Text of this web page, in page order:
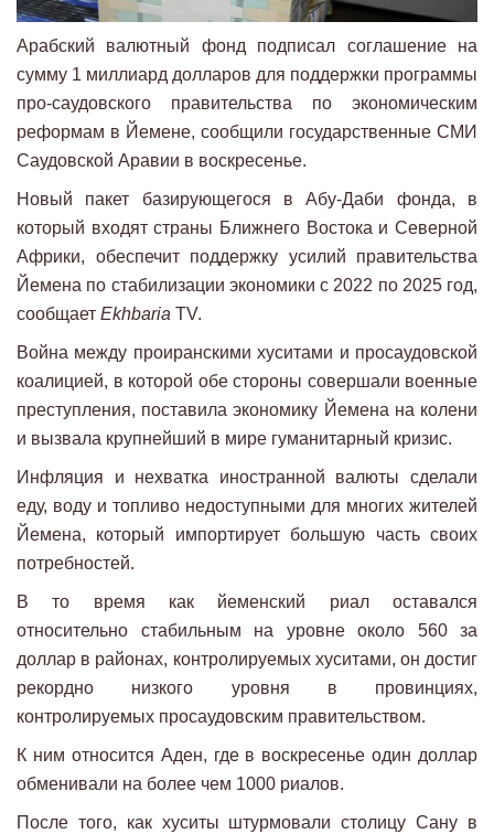
Арабский валютный фонд подписал соглашение на
сумму 1 миллиард долларов для поддержки программы
про-саудовского правительства по экономическим
реформам в Йемене, сообщили государственные СМИ
Саудовской Аравии в воскресенье.
Новый пакет базирующегося в Абу-Даби фонда, в
который входят страны Ближнего Востока и Северной
Африки, обеспечит поддержку усилий правительства
Йемена по стабилизации экономики с 2022 по 2025 год,
сообщает Ekhbaria TV.
Война между проиранскими хуситами и просаудовской
коалицией, в которой обе стороны совершали военные
преступления, поставила экономику Йемена на колени
и вызвала крупнейший в мире гуманитарный кризис.
Инфляция и нехватка иностранной валюты сделали
еду, воду и топливо недоступными для многих жителей
Йемена, который импортирует большую часть своих
потребностей.
В то время как йеменский риал оставался
относительно стабильным на уровне около 560 за
доллар в районах, контролируемых хуситами, он достиг
рекордно низкого уровня в провинциях,
контролируемых просаудовским правительством.
К ним относится Аден, где в воскресенье один доллар
обменивали на более чем 1000 риалов.
После того, как хуситы штурмовали столицу Сану в